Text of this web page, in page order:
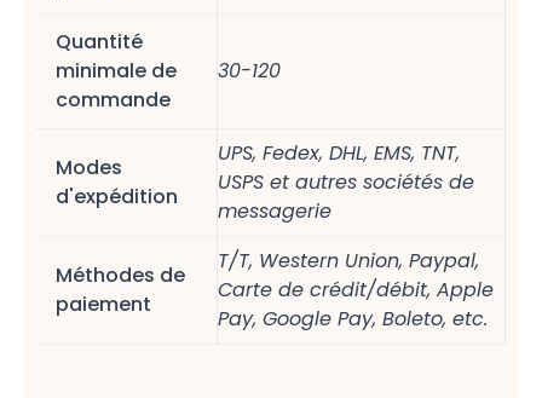
Quantité
minimale de
commande
30-120
Modes
d'expédition
UPS, Fedex, DHL, EMS, TNT,
USPS et autres sociétés de
messagerie
Méthodes de
paiement
T/T, Western Union, Paypal,
Carte de crédit/débit, Apple
Pay, Google Pay, Boleto, etc.